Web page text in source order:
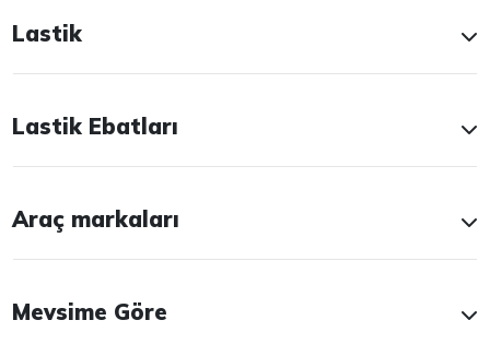
Lastik
Lastik Ebatları
Araç markaları
Mevsime Göre